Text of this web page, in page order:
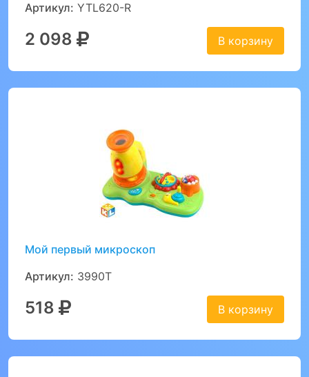
Артикул: YTL620-R
2 098 В корзину
Мой первый микроскоп
Артикул: 3990Т
518 В корзину